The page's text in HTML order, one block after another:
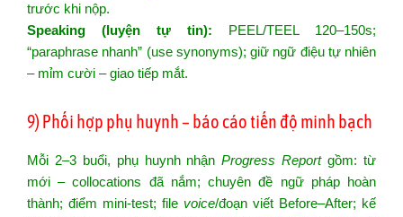
trước khi nộp.
Speaking (luyện tự tin): PEEL/TEEL 120–150s;
“paraphrase nhanh” (use synonyms); giữ ngữ điệu tự nhiên
– mỉm cười – giao tiếp mắt.
9) Phối hợp phụ huynh – báo cáo tiến độ minh bạch
Mỗi 2–3 buổi, phụ huynh nhậnProgress Reportgồm: từ
mới – collocations đã nắm; chuyên đề ngữ pháp hoàn
thành; điểm mini-test; file voice/đoạn viết Before–After; kế